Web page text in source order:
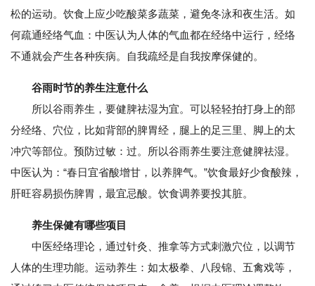
松的运动。饮食上应少吃酸菜多蔬菜，避免冬泳和夜生活。如
何疏通经络气血：中医认为人体的气血都在经络中运行，经络
不通就会产生各种疾病。自我疏经是自我按摩保健的。
谷雨时节的养生注意什么
所以谷雨养生，要健脾祛湿为宜。可以轻轻拍打身上的部
分经络、穴位，比如背部的脾胃经，腿上的足三里、脚上的太
冲穴等部位。预防过敏：过。所以谷雨养生要注意健脾祛湿。
中医认为：“春日宜省酸增甘，以养脾气。”饮食最好少食酸辣，
肝旺容易损伤脾胃，最宜忌酸。饮食调养要投其脏。
养生保健有哪些项目
中医经络理论，通过针灸、推拿等方式刺激穴位，以调节
人体的生理功能。运动养生：如太极拳、八段锦、五禽戏等，